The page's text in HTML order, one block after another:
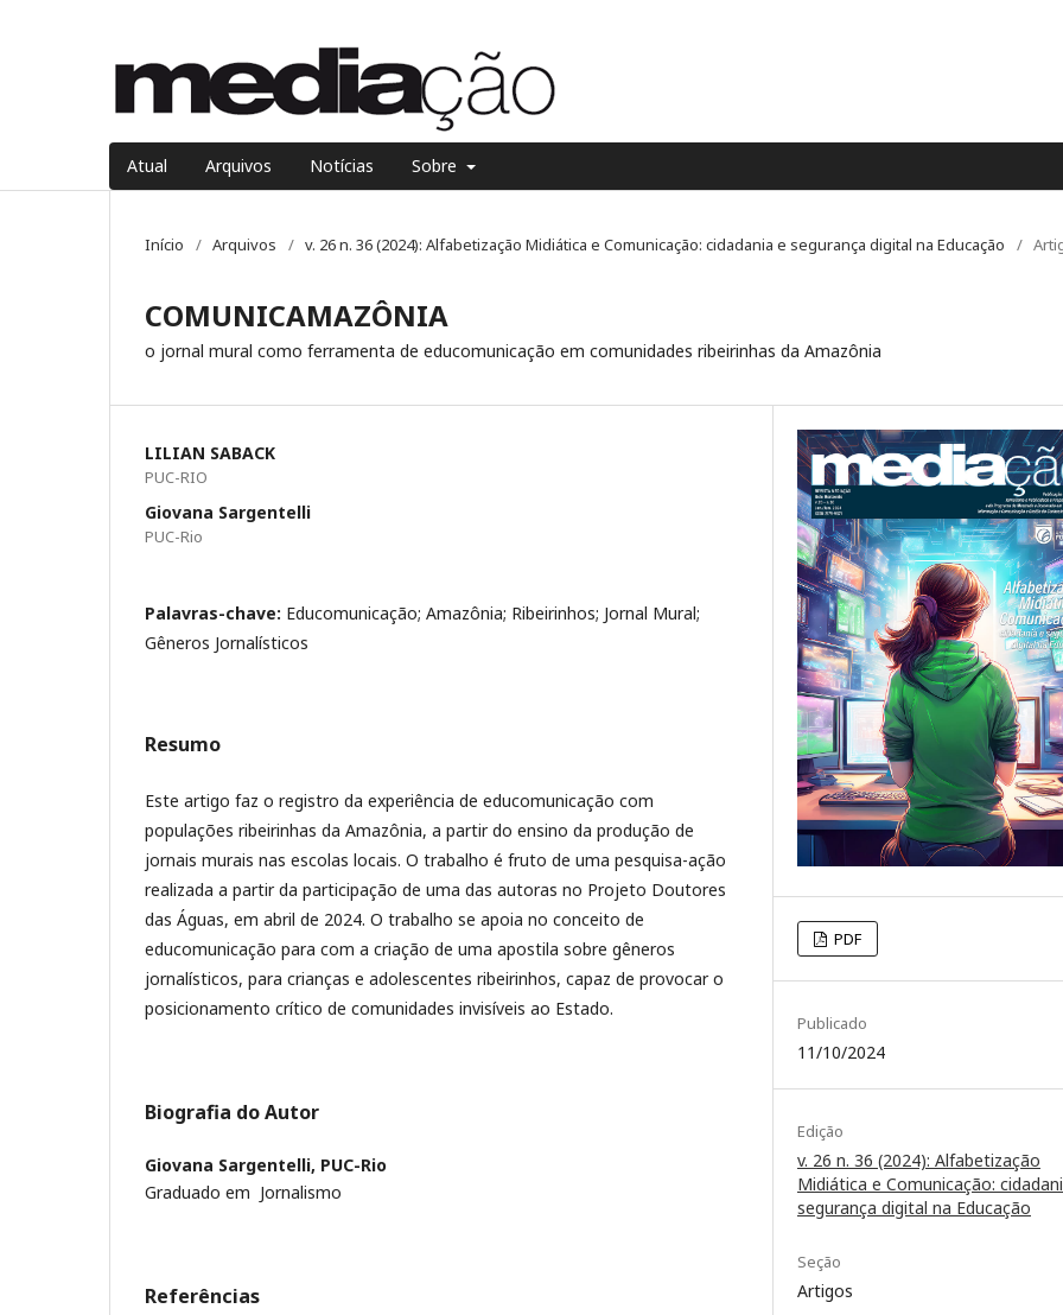
Atual Arquivos Notícias Sobre
Início / Arquivos / v. 26 n. 36 (2024): Alfabetização Midiática e Comunicação: cidadania e segurança digital na Educação /
COMUNICAMAZÔNIA
o jornal mural como ferramenta de educomunicação em comunidades ribeirinhas da Amazônia
LILIAN SABACK
PUC-RIO
Giovana Sargentelli
PUC-Rio
Palavras-chave: Educomunicação; Amazônia; Ribeirinhos; Jornal Mural;
Gêneros Jornalísticos
Resumo
Este artigo faz o registro da experiência de educomunicação com
populações ribeirinhas da Amazônia, a partir do ensino da produção de
jornais murais nas escolas locais. O trabalho é fruto de uma pesquisa-ação
realizada a partir da participação de uma das autoras no Projeto Doutores
das Águas, em abril de 2024. O trabalho se apoia no conceito de
educomunicação para com a criação de uma apostila sobre gêneros
jornalísticos, para crianças e adolescentes ribeirinhos, capaz de provocar o
posicionamento crítico de comunidades invisíveis ao Estado.
Biografia do Autor
Giovana Sargentelli, PUC-Rio
Graduado em Jornalismo
Referências
PDF
Publicado
11/10/2024
Edição
v. 26 n. 36 (2024): Alfabetização
Midiática e Comunicação:
segurança digital na Educação
Seção
Artigos